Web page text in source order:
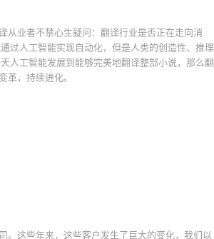
从业者不禁心生疑问：翻译行业是否正在走向消
过人工智能实现自动化，但是人类的创造性、推理
人工智能发展到能够完美地翻译整部小说，那么翻
，持续进化。
。这些年来，这些客户发生了巨大的变化，我们以